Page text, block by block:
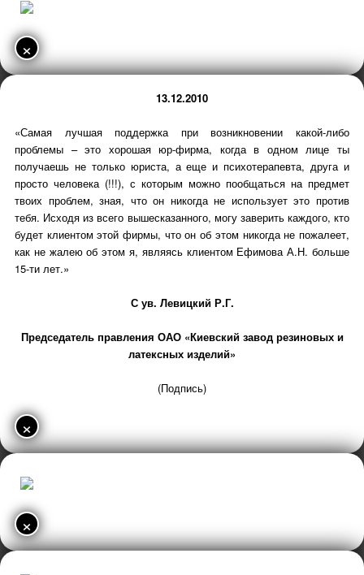
×
13.12.2010
«Самая лучшая поддержка при возникновении какой-либо
проблемы – это хорошая юр-фирма, когда в одном лице ты
получаешь не только юриста, а еще и психотерапевта, друга и
просто человека (!!!), с которым можно пообщаться на предмет
твоих проблем, зная, что он никогда не использует это против
тебя. Исходя из всего вышесказанного, могу заверить каждого, кто
будет клиентом этой фирмы, что он об этом никогда не пожалеет,
как не жалею об этом я, являясь клиентом Ефимова А.Н. больше
15-ти лет.»
С ув. Левицкий Р.Г.
Председатель правления ОАО «Киевский завод резиновых и
латексных изделий»
(Подпись)
×
×